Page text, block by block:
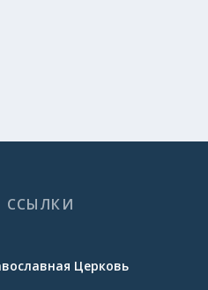
ССЫЛКИ
Церковь